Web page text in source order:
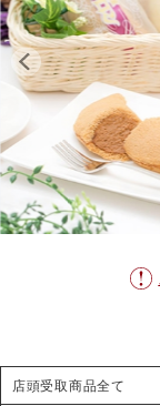
店頭受取商品全て